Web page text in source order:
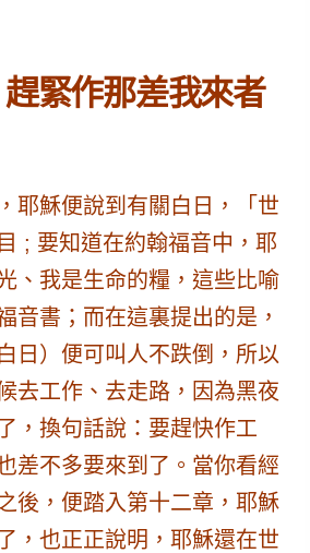
緊作那差我來者
耶穌便說到有關白日，
「世
; 要知道在約翰福音中，耶
、我是生命的糧，這些比喻
音書；而在這裏提出的是，
日）便可叫人不跌倒，所以
去工作、去走路，因為黑夜
，換句話說： 要趕快作工
差不多要來到了 。當你看經
後， 便踏入第十二章，耶穌
，也正正說明，耶穌還在世